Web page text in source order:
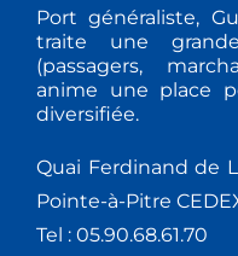
Port généraliste,
traite une
(passagers,
anime une place
diversifiée.
Quai Ferdinand de
Pointe-à-Pitre
Tel : 05.90.68.61.70